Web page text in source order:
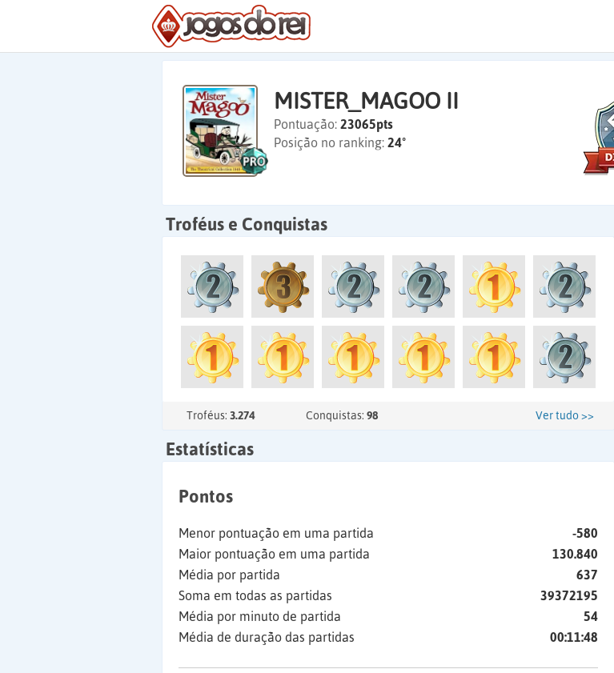
MISTER_MAGOO II
Pontuação: 23065pts
Posição no ranking: 24º
Troféus e Conquistas
Troféus: 3.274 Conquistas: 98 Ver tudo >>
Estatísticas
Pontos
Menor pontuação em uma partida
-580
Maior pontuação em uma partida
130.840
Média por partida
637
Soma em todas as partidas
39372195
Média por minuto de partida
54
Média de duração das partidas
00:11:48